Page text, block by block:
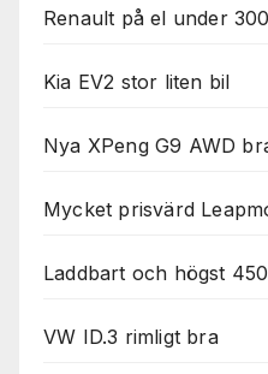
Renault på el under
Kia EV2 stor liten bil
Nya XPeng G9 AWD
Mycket prisvärd
Laddbart och högst
VW ID.3 rimligt bra